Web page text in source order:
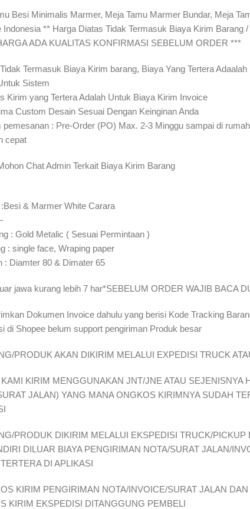
Besi Minimalis Marmer, Meja Tamu Marmer Bundar, Meja
Indonesia ** Harga Diatas Tidak Termasuk Biaya Kirim Barang
ADA KUALITAS KONFIRMASI SEBELUM ORDER ***
Termasuk Biaya Kirim barang, Biaya Yang Tertera
Sistem
Kirim yang Tertera Adalah Untuk Biaya Kirim Invoice
Custom Desain Sesuai Dengan Keinginan Anda
pemesanan : Pre-Order (PO) Max. 2-3 Minggu sampai di
cepat⁣⁣
Chat Admin Terkait Biaya Kirim Barang
& Marmer White Carara
: Gold Metalic ( Sesuai Permintaan )
: single face, Wraping paper
: Diamter 80 & Dimater 65
jawa kurang lebih 7 har*SEBELUM ORDER WAJIB BACA
Dokumen Invoice dahulu yang berisi Kode Tracking
di Shopee belum support pengiriman Produk besar
PRODUK AKAN DIKIRIM MELALUI EXPEDISI TRUCK
KIRIM MENGGUNAKAN JNT/JNE ATAU SEJENISNYA
JALAN) YANG MANA ONGKOS KIRIMNYA SUDAH
PRODUK DIKIRIM MELALUI EKSPEDISI TRUCK/PICKUP
DILUAR BIAYA PENGIRIMAN NOTA/SURAT JALAN/
DI APLIKASI
KIRIM PENGIRIMAN NOTA/INVOICE/SURAT JALAN
KIRIM EKSPEDISI DITANGGUNG PEMBELI